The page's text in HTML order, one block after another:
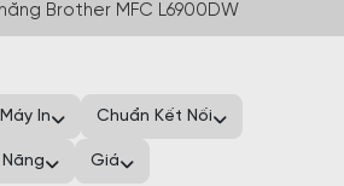
Brother MFC L6900DW
In Chuẩn Kết Nối
Giá